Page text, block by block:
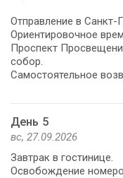
Отправление в Санкт-
Ориентировочное
Проспект
собор.
Самостоятельное
День 5
вс, 27.09.2026
Завтрак в гостинице.
Освобождение